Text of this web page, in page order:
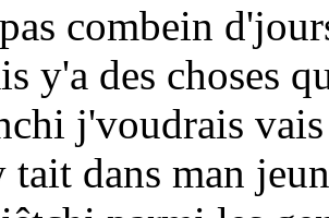
combein
y'a des choses
j'voudrais
tait dans man